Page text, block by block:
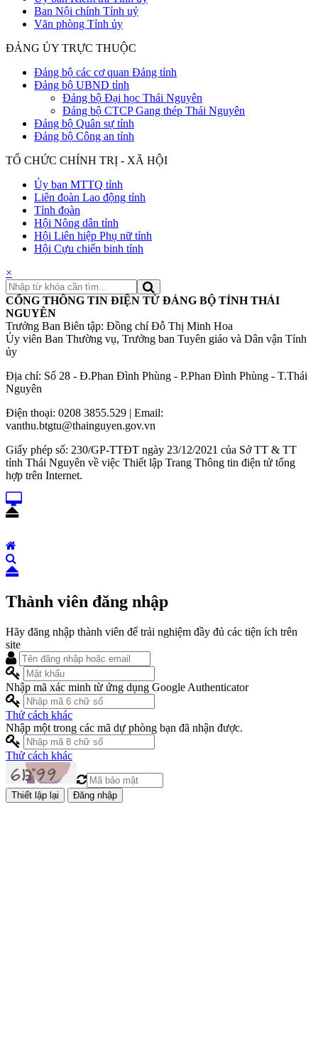
Ban Nội chính Tỉnh uỷ
Văn phòng Tỉnh ủy
ĐẢNG ỦY TRỰC THUỘC
Đảng bộ các cơ quan Đảng tỉnh
Đảng bộ UBND tỉnh
Đảng bộ Đại học Thái Nguyên
Đảng bộ CTCP Gang thép Thái Nguyên
Đảng bộ Quân sự tỉnh
Đảng bộ Công an tỉnh
TỔ CHỨC CHÍNH TRỊ - XÃ HỘI
Ủy ban MTTQ tỉnh
Liên đoàn Lao động tỉnh
Tỉnh đoàn
Hội Nông dân tỉnh
Hội Liên hiệp Phụ nữ tỉnh
Hội Cựu chiến binh tỉnh
×
CỔNG THÔNG TIN ĐIỆN TỬ ĐẢNG BỘ TỈNH THÁI
NGUYÊN
Trưởng Ban Biên tập: Đồng chí Đỗ Thị Minh Hoa
Ủy viên Ban Thường vụ, Trưởng ban Tuyên giáo và Dân vận Tỉnh
ủy
Địa chỉ: Số 28 - Đ.Phan Đình Phùng - P.Phan Đình Phùng - T.Thái
Nguyên
Điện thoại: 0208 3855.529 | Email:
vanthu.btgtu@thainguyen.gov.vn
Giấy phép số: 230/GP-TTĐT ngày 23/12/2021 của Sở TT & TT
tỉnh Thái Nguyên về việc Thiết lập Trang Thông tin điện tử tổng
hợp trên Internet.
Thành viên đăng nhập
Hãy đăng nhập thành viên để trải nghiệm đầy đủ các tiện ích trên
site
Nhập mã xác minh từ ứng dụng Google Authenticator
Thử cách khác
Nhập một trong các mã dự phòng bạn đã nhận được.
Thử cách khác
Đăng nhập